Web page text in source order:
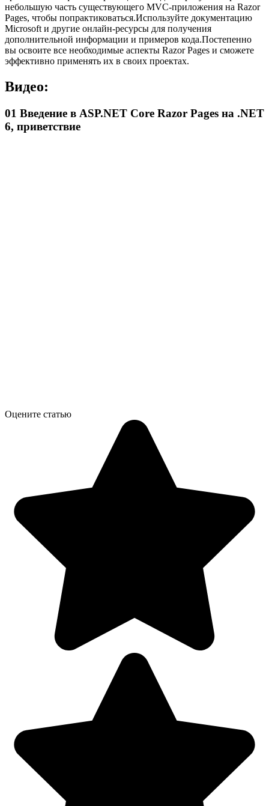
небольшую часть существующего MVC-приложения на Razor
Pages, чтобы попрактиковаться.Используйте документацию
Microsoft и другие онлайн-ресурсы для получения
дополнительной информации и примеров кода.Постепенно
вы освоите все необходимые аспекты Razor Pages и сможете
эффективно применять их в своих проектах.
Видео:
01 Введение в ASP.NET Core Razor Pages на .NET
6, приветствие
Оцените статью